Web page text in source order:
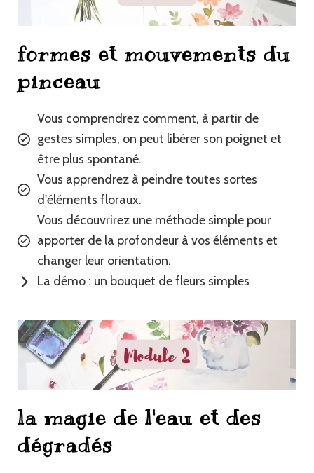
formes et mouvements du
pinceau
Vous comprendrez comment, à partir de
gestes simples, on peut libérer son poignet et
être plus spontané.
Vous apprendrez à peindre toutes sortes
d'éléments floraux.
Vous découvrirez une méthode simple pour
apporter de la profondeur à vos éléments et
changer leur orientation.
La démo : un bouquet de fleurs simples
la magie de l'eau et des
dégradés